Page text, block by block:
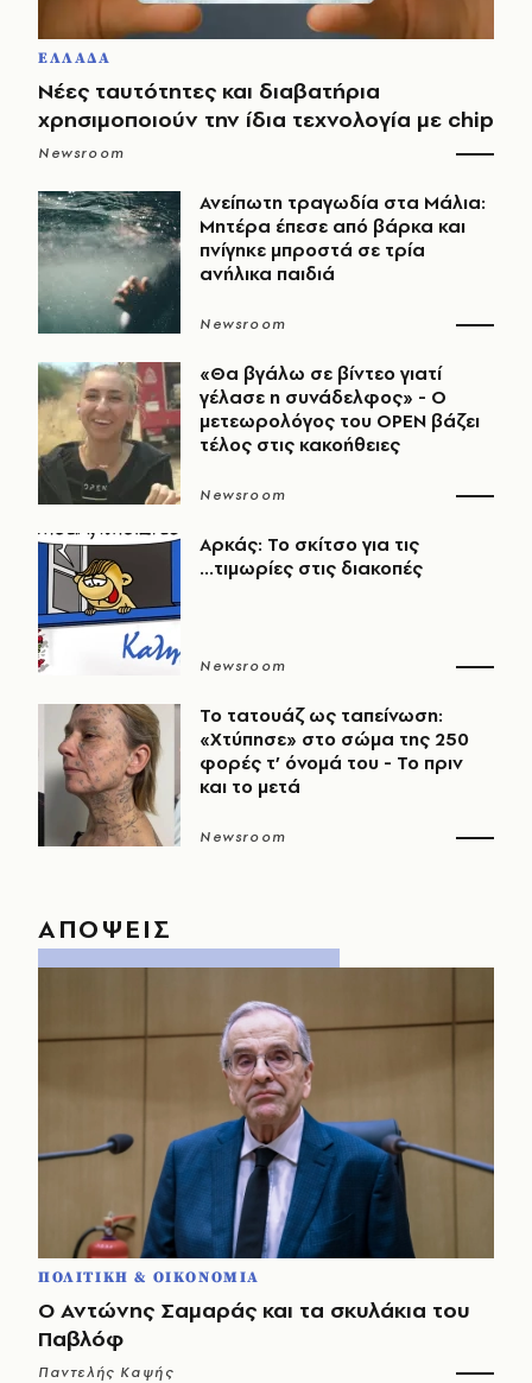
ΕΛΛΑΔΑ
Νέες ταυτότητες και διαβατήρια
χρησιμοποιούν την ίδια τεχνολογία με chip
Newsroom
Ανείπωτη τραγωδία στα Μάλια:
Μητέρα έπεσε από βάρκα και
πνίγηκε μπροστά σε τρία
ανήλικα παιδιά
Newsroom
«Θα βγάλω σε βίντεο γιατί
γέλασε η συνάδελφος» - Ο
μετεωρολόγος του OPEN βάζει
τέλος στις κακοήθειες
Newsroom
Αρκάς: Το σκίτσο για τις
...τιμωρίες στις διακοπές
Newsroom
Το τατουάζ ως ταπείνωση:
«Χτύπησε» στο σώμα της 250
φορές τ’ όνομά του - Το πριν
και το μετά
Newsroom
ΑΠΟΨΕΙΣ
ΠΟΛΙΤΙΚΗ & ΟΙΚΟΝΟΜΙΑ
Ο Αντώνης Σαμαράς και τα σκυλάκια του
Παβλόφ
Παντελής Καψής